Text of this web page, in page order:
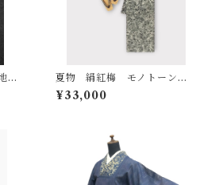
地
に
夏物 絹紅梅 モノトーン
蝶と草花の素敵なデザイン
裄丈 71㎝ K5998
¥33,000